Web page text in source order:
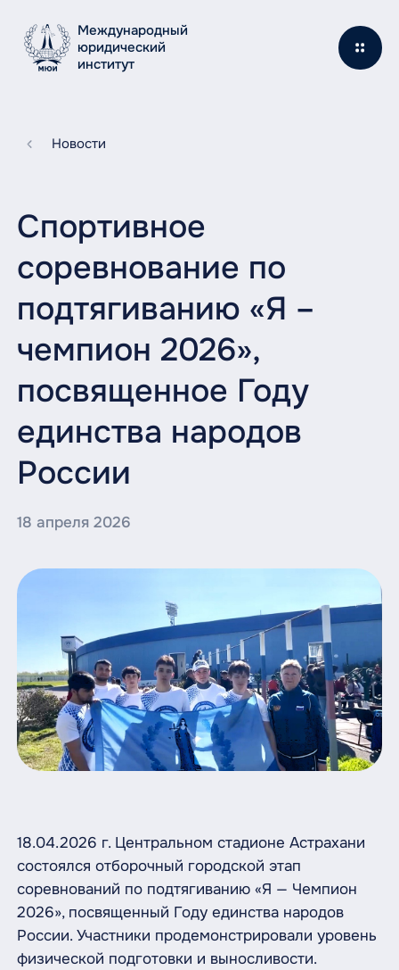
Международный
юридический
институт
Новости
Спортивное
соревнование по
подтягиванию «Я –
чемпион 2026»,
посвященное Году
единства народов
России
18 апреля 2026
18.04.2026 г. Центральном стадионе Астрахани
состоялся отборочный городской этап
соревнований по подтягиванию «Я — Чемпион
2026», посвященный Году единства народов
России. Участники продемонстрировали уровень
физической подготовки и выносливости.